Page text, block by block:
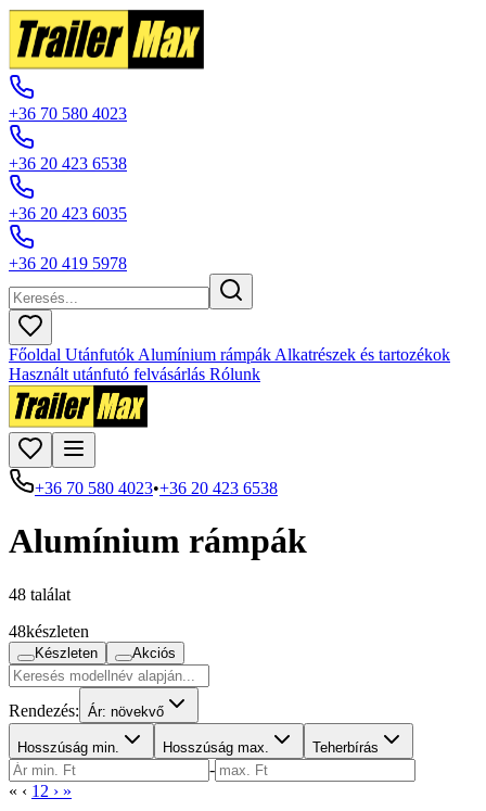
+36 70 580 4023
+36 20 423 6538
+36 20 423 6035
+36 20 419 5978
Főoldal Utánfutók Alumínium rámpák Alkatrészek és tartozékok
Használt utánfutó felvásárlás Rólunk
+36 70 580 4023•+36 20 423 6538
Alumínium rámpák
48 találat
48készleten
Készleten Akciós
Rendezés: Ár: növekvő
Hosszúság min. Hosszúság max. Teherbírás
-
« ‹ 1 2 › »